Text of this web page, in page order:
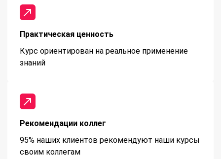
Практическая ценность
Курс ориентирован на реальное применение
знаний
Рекомендации коллег
95% наших клиентов рекомендуют наши курсы
своим коллегам